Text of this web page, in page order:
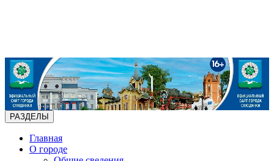
РАЗДЕЛЫ
Главная
О городе